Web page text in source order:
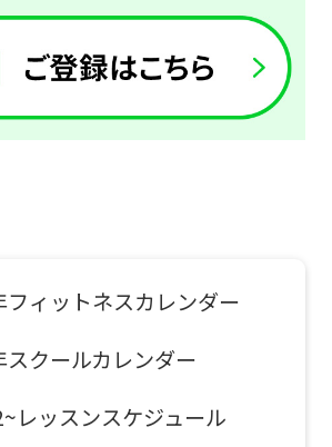
フィットネスカレンダー
クールカレンダー
レッスンスケジュール
into
English.
Click
(start
automatic
translation)
return